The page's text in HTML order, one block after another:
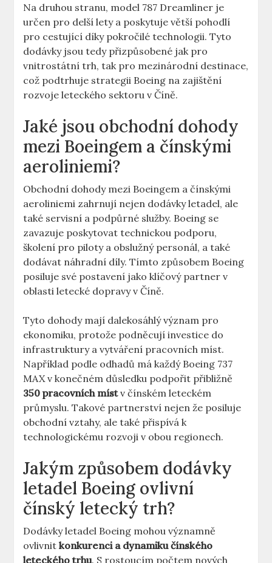
Na druhou stranu, ⁢model 787⁤ Dreamliner je
určen pro delší lety a poskytuje⁣ větší pohodlí
⁤pro cestující díky pokročilé technologii. Tyto
dodávky jsou ​tedy přizpůsobené⁣ jak pro
vnitrostátní trh, tak​ pro mezinárodní‍ destinace,
což podtrhuje strategii Boeing na zajištění
rozvoje leteckého sektoru v Číně.
Jaké‌ jsou obchodní dohody
mezi Boeingem a čínskými
aeroliniemi?
Obchodní dohody mezi Boeingem a čínskými
aeroliniemi zahrnují nejen dodávky letadel,⁤ ale
také‍ servisní a podpůrné ‌služby. Boeing se
zavazuje poskytovat technickou podporu,
školení ‌pro piloty a⁤ obslužný ⁣personál, a také
dodávat náhradní díly. Tímto ​způsobem Boeing
posiluje své postavení jako klíčový⁢ partner v
⁤oblasti ⁤letecké dopravy⁢ v Číně.
Tyto dohody mají dalekosáhlý význam pro
ekonomiku, protože podněcují investice do ​
infrastruktury a vytváření​ pracovních míst.
Například podle ⁣odhadů má každý Boeing 737
MAX v konečném důsledku‌ podpořit přibližně
350 pracovních ⁢místv ⁣čínském leteckém
průmyslu. Takové partnerství‍ nejen že posiluje
obchodní vztahy, ale také přispívá k
technologickému rozvoji⁤ v obou ⁤regionech.
Jakým způsobem dodávky
letadel Boeing ovlivní
čínský letecký trh?
Dodávky letadel ‍Boeing mohou‌ významně
ovlivnitkonkurenci ⁣a dynamiku čínského
leteckého trhu. S rostoucím počtem⁢ nových